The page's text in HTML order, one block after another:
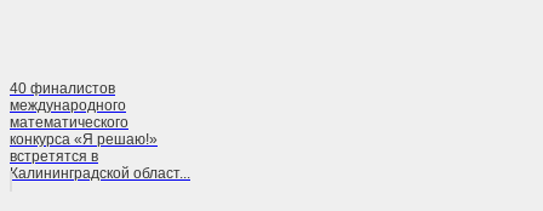
40 финалистов
международного
математического
конкурса «Я решаю!»
встретятся в
Калининградской област...